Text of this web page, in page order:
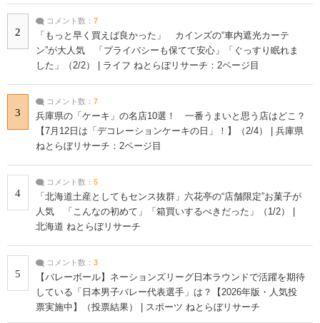
2
コメント数： 7
「もっと早く買えば良かった」 カインズの“車内遮光カーテ
ン”が大人気 「プライバシーも保てて安心」「ぐっすり眠れま
した」（2/2） | ライフ ねとらぼリサーチ：2ページ目
3
コメント数： 7
兵庫県の「ケーキ」の名店10選！ 一番うまいと思う店はどこ？
【7月12日は「デコレーションケーキの日」！】（2/4） | 兵庫県
ねとらぼリサーチ：2ページ目
4
コメント数： 5
「北海道土産としてもセンス抜群」六花亭の“店舗限定”お菓子が
人気 「こんなの初めて」「箱買いするべきだった」（1/2） |
北海道 ねとらぼリサーチ
5
コメント数： 3
【バレーボール】ネーションズリーグ日本ラウンドで活躍を期待
している「日本男子バレー代表選手」は？【2026年版・人気投
票実施中】（投票結果） | スポーツ ねとらぼリサーチ